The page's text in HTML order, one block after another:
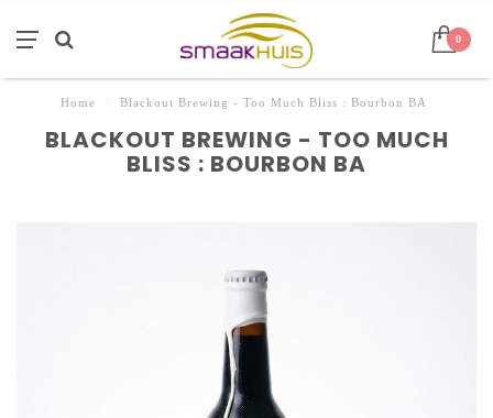
0
Home Blackout Brewing - Too Much Bliss : Bourbon BA
BLACKOUT BREWING - TOO MUCH
BLISS : BOURBON BA